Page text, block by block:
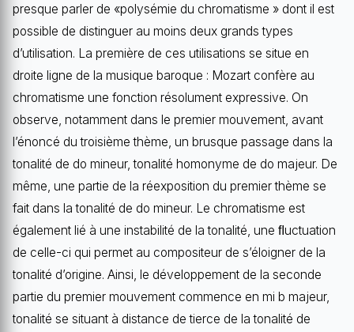
presque parler de «polysémie du chromatisme » dont il est
possible de distinguer au moins deux grands types
d’utilisation. La première de ces utilisations se situe en
droite ligne de la musique baroque : Mozart confère au
chromatisme une fonction résolument expressive. On
observe, notamment dans le premier mouvement, avant
l’énoncé du troisième thème, un brusque passage dans la
tonalité de do mineur, tonalité homonyme de do majeur. De
même, une partie de la réexposition du premier thème se
fait dans la tonalité de do mineur. Le chromatisme est
également lié à une instabilité de la tonalité, une ﬂuctuation
de celle-ci qui permet au compositeur de s’éloigner de la
tonalité d’origine. Ainsi, le développement de la seconde
partie du premier mouvement commence en mi b majeur,
tonalité se situant à distance de tierce de la tonalité de